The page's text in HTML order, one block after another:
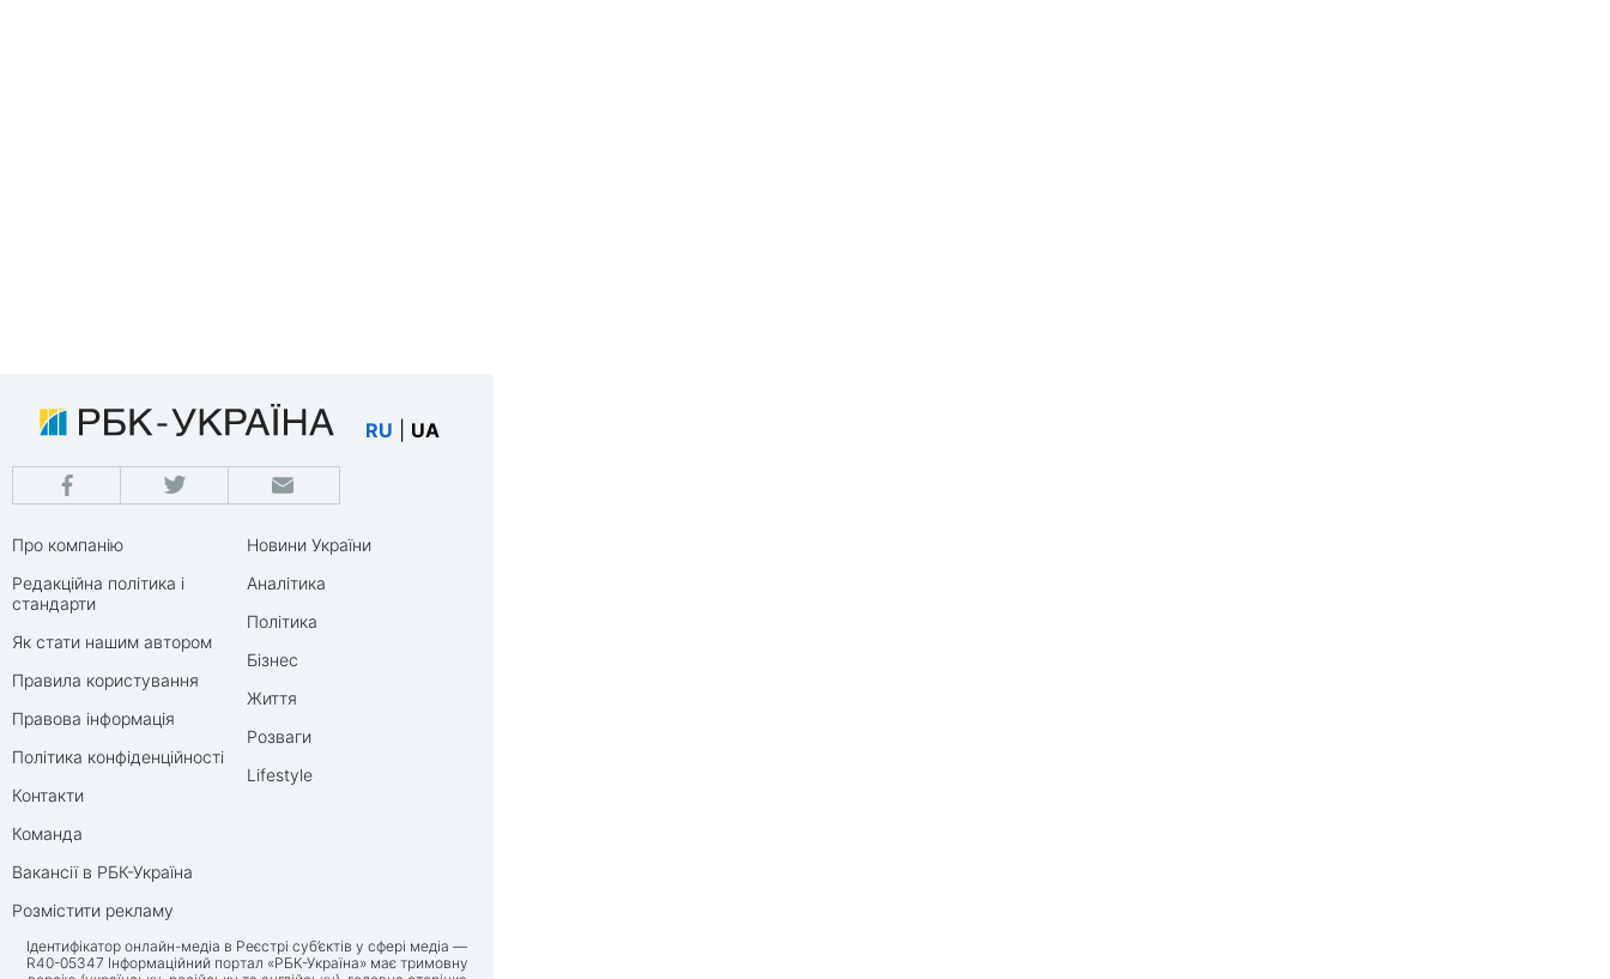
RU UA
Про компанію
Редакційна політика і
стандарти
Як стати нашим автором
Правила користування
Правова інформація
Політика конфіденційності
Контакти
Команда
Вакансії в РБК-Україна
Розмістити рекламу
Новини України
Аналітика
Політика
Бізнес
Життя
Розваги
Lifestyle
Ідентифікатор онлайн-медіа в Реєстрі суб’єктів у сфері медіа —
R40-05347 Інформаційний портал «РБК-Україна» має тримовну